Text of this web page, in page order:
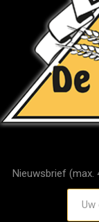
Nieuwsbrief (max.